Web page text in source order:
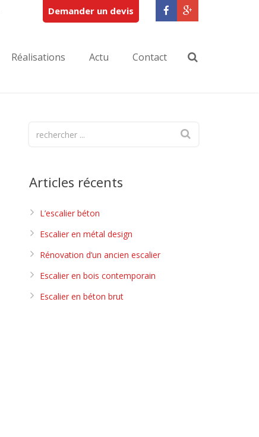
Demander un devis
Réalisations Actu Contact
Articles récents
L’escalier béton
Escalier en métal design
Rénovation d’un ancien escalier
Escalier en bois contemporain
Escalier en béton brut